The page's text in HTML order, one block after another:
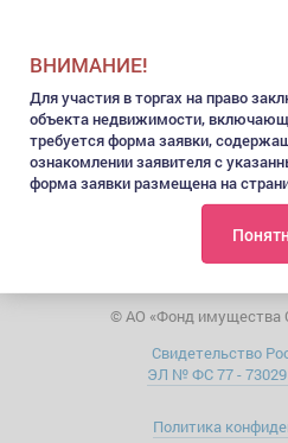
ВНИМАНИЕ!
Для участия в торгах на право
объекта недвижимости,
требуется форма заявки,
ознакомлении заявителя с
форма заявки размещена на
18
Начало приема заявок:11.06.26
Окончание приема заявок:10.08.26
© АО «Фонд имущества
Свидетельство
ЭЛ № ФС 77 - 73029
Политика